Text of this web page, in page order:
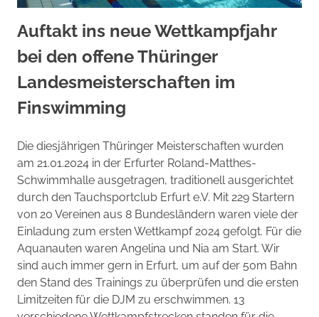
Auftakt ins neue Wettkampfjahr
bei den offene Thüringer
Landesmeisterschaften im
Finswimming
Die diesjährigen Thüringer Meisterschaften wurden
am 21.01.2024 in der Erfurter Roland-Matthes-
Schwimmhalle ausgetragen, traditionell ausgerichtet
durch den Tauchsportclub Erfurt e.V. Mit 229 Startern
von 20 Vereinen aus 8 Bundesländern waren viele der
Einladung zum ersten Wettkampf 2024 gefolgt. Für die
Aquanauten waren Angelina und Nia am Start. Wir
sind auch immer gern in Erfurt, um auf der 50m Bahn
den Stand des Trainings zu überprüfen und die ersten
Limitzeiten für die DJM zu erschwimmen. 13